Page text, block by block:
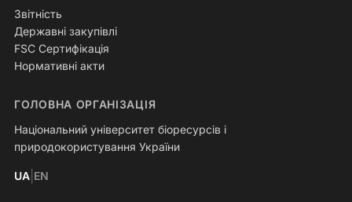
Звітність
Державні закупівлі
FSC Сертифікація
Нормативні акти
ГОЛОВНА ОРГАНІЗАЦІЯ
Національний університет біоресурсів і
природокористування України
UA EN